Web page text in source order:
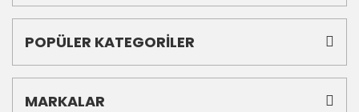
POPÜLER KATEGORİLER
MARKALAR